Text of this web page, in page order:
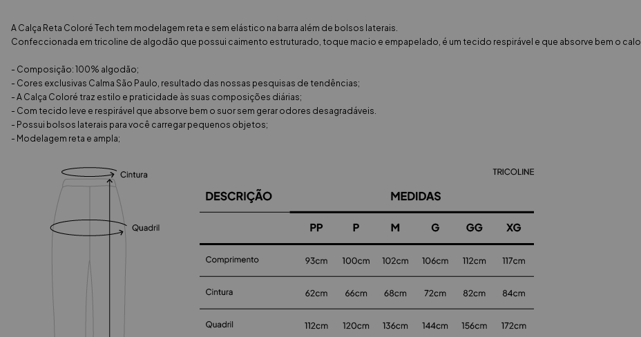
A Calça Reta Coloré Tech tem modelagem reta e sem elástico na barra além de bolsos laterais.
Confeccionada em tricoline de algodão que possui caimento estruturado, toque macio e empapelado, é um tecido respirável e que absorve bem o
- Composição: 100% algodão;
- Cores exclusivas Calma São Paulo, resultado das nossas pesquisas de tendências;
- A Calça Coloré traz estilo e praticidade às suas composições diárias;
- Com tecido leve e respirável que absorve bem o suor sem gerar odores desagradáveis.
- Possui bolsos laterais para você carregar pequenos objetos;
- Modelagem reta e ampla;